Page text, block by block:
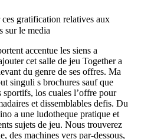
gratification relatives aux
sur le media
accentue les siens a
cet salle de jeu Together a
du genre de ses offres. Ma
singuli s brochures sauf que
sportifs, los cuales l’offre pour
et dissemblables defis. Du
a une ludotheque pratique et
sujets de jeu. Nous trouverez
des machines vers par-dessous,